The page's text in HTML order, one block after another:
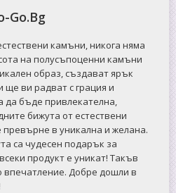
Go.Bg
камъни, никога няма
на полусъпоценни камъни
образ, създават ярък
ще ви радват с грация и
да бъде привлекателна,
бижута от естествени
превърне в уникална и желана.
са чудесен подарък за
продукт е уникат! Такъв
впечатление. Добре дошли в